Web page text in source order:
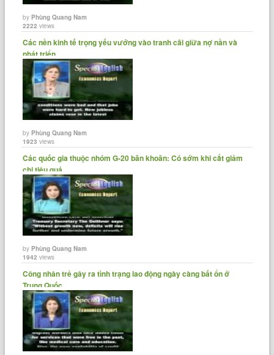
byPhùng Quang Nam
2222 views
Các nền kinh tế trọng yếu vướng vào tranh cãi giữa nợ nần và
phát triển
byPhùng Quang Nam
1923 views
Các quốc gia thuộc nhóm G-20 băn khoăn: Có sớm khi cắt giảm
chi tiêu quá......
byPhùng Quang Nam
1942 views
Công nhân trẻ gây ra tình trạng lao động ngày càng bất ổn ở
Trung Quốc.